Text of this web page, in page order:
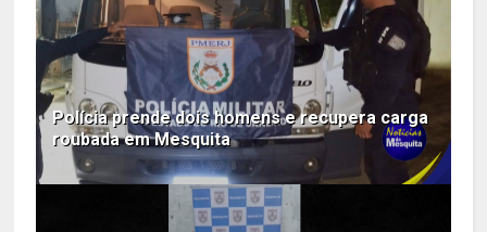
Polícia prende dois homens e recupera carga
roubada em Mesquita